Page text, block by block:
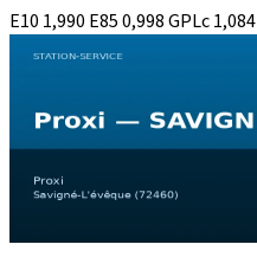
E10 1,990 E850,998GPLc1,084